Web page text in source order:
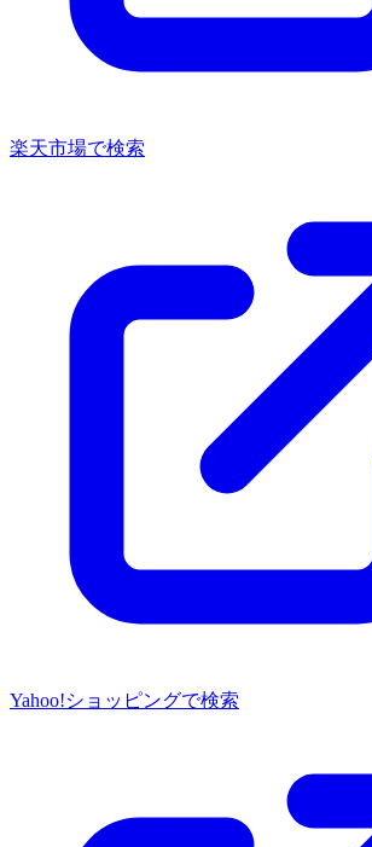
楽天市場で検索
Yahoo!ショッピングで検索